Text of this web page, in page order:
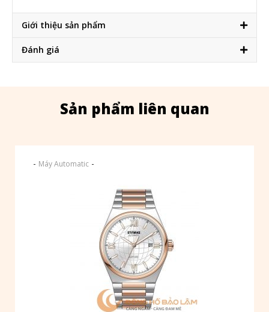
Giới thiệu sản phẩm
Đánh giá
Sản phẩm liên quan
- Máy Automatic -